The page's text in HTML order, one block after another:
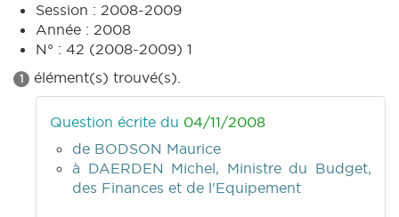
Session : 2008-2009
Année : 2008
N° : 42 (2008-2009) 1
1 élément(s) trouvé(s).
Question écrite du 04/11/2008
de BODSON Maurice
à DAERDEN Michel, Ministre du Budget,
des Finances et de l'Equipement